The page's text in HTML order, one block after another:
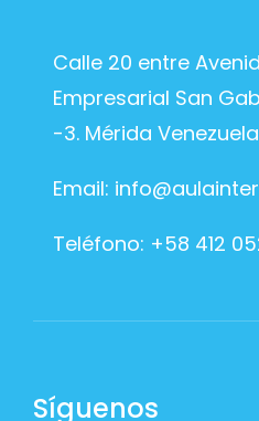
Calle 20 entre
Empresarial San
-3. Mérida Venezuela
Email:
Teléfono: +58 412
Síguenos